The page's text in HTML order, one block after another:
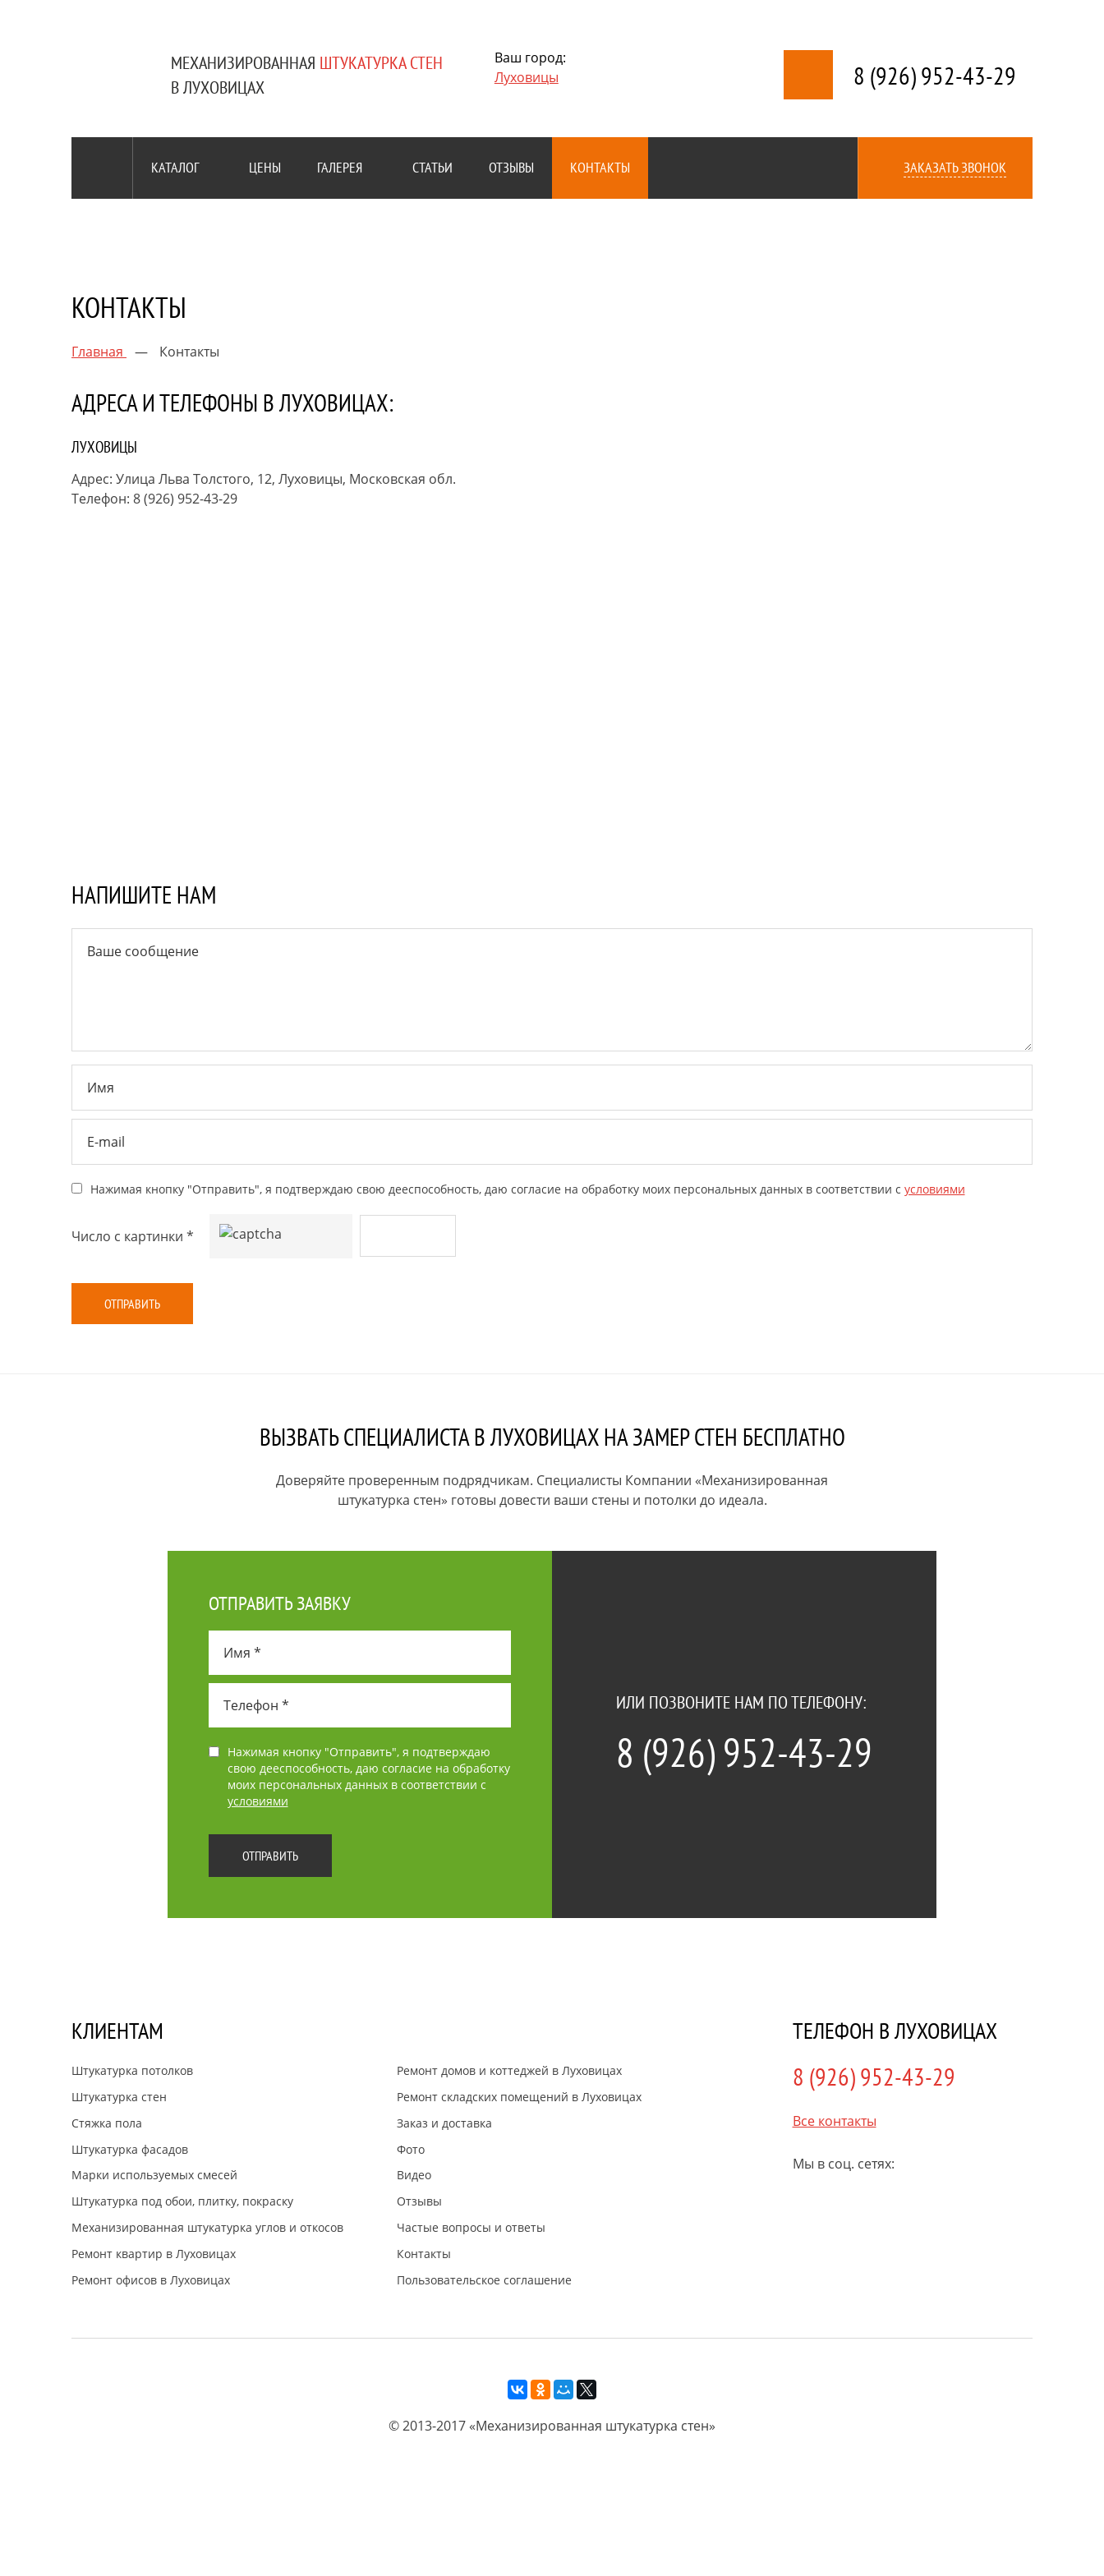
МЕХАНИЗИРОВАННАЯ ШТУКАТУРКА СТЕН
В ЛУХОВИЦАХ
Ваш город:
Луховицы
8 (926) 952-43-29
КАТАЛОГ ЦЕНЫ ГАЛЕРЕЯ СТАТЬИ ОТЗЫВЫ КОНТАКТЫ ЗАКАЗАТЬ ЗВОНОК
КОНТАКТЫ
Главная — Контакты
АДРЕСА И ТЕЛЕФОНЫ В ЛУХОВИЦАХ:
ЛУХОВИЦЫ
Адрес: Улица Льва Толстого, 12, Луховицы, Московская обл.
Телефон: 8 (926) 952-43-29
НАПИШИТЕ НАМ
Нажимая кнопку "Отправить", я подтверждаю свою дееспособность, даю согласие на обработку моих персональных данных в соответствии с условиями
Число с картинки *
ВЫЗВАТЬ СПЕЦИАЛИСТА В ЛУХОВИЦАХ НА ЗАМЕР СТЕН БЕСПЛАТНО
Доверяйте проверенным подрядчикам. Специалисты Компании «Механизированная
штукатурка стен» готовы довести ваши стены и потолки до идеала.
ОТПРАВИТЬ ЗАЯВКУ
Нажимая кнопку "Отправить", я подтверждаю
свою дееспособность, даю согласие на обработку
моих персональных данных в соответствии с
условиями
ИЛИ ПОЗВОНИТЕ НАМ ПО ТЕЛЕФОНУ:
8 (926) 952-43-29
КЛИЕНТАМ
Штукатурка потолков
Штукатурка стен
Cтяжка пола
Штукатурка фасадов
Марки используемых смесей
Штукатурка под обои, плитку, покраску
Механизированная штукатурка углов и откосов
Ремонт квартир в Луховицах
Ремонт офисов в Луховицах
Ремонт домов и коттеджей в Луховицах
Ремонт складских помещений в Луховицах
Заказ и доставка
Фото
Видео
Отзывы
Частые вопросы и ответы
Контакты
Пользовательское соглашение
ТЕЛЕФОН В ЛУХОВИЦАХ
8 (926) 952-43-29
Все контакты
Мы в соц. сетях:
© 2013-2017 «Механизированная штукатурка стен»